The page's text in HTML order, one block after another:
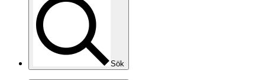
Sök